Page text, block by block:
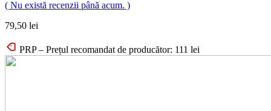
( Nu există recenzii până acum. )
79,50 lei
PRP – Prețul recomandat de producător: 111 lei